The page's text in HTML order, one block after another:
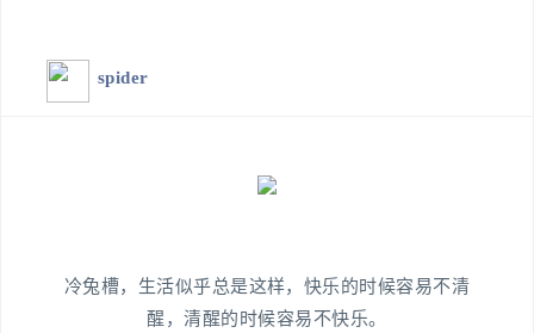
spider
冷兔槽，生活似乎总是这样，快乐的时候容易不清
醒，清醒的时候容易不快乐。